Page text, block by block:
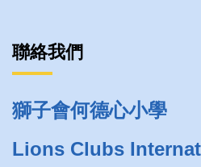
聯絡我們
獅子會何德心小學
Lions Clubs